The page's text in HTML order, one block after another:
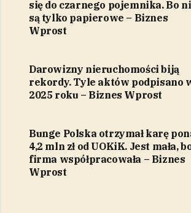
się do czarnego pojemnika. Bo
są tylko papierowe – Biznes
Wprost
Darowizny nieruchomości biją
rekordy. Tyle aktów podpisano
2025 roku – Biznes Wprost
Bunge Polska otrzymał karę
4,2 mln zł od UOKiK. Jest mała,
firma współpracowała – Biznes
Wprost